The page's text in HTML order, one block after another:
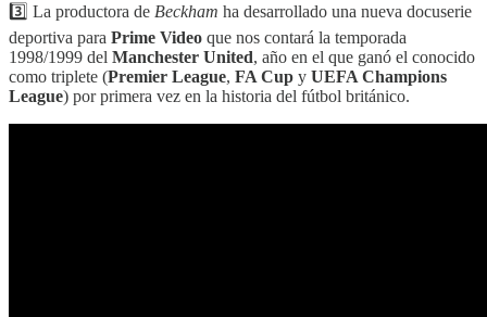
3️⃣ La productora de Beckham ha desarrollado una nueva docuserie
deportiva para Prime Video que nos contará la temporada
1998/1999 del Manchester United, año en el que ganó el conocido
como triplete (Premier League, FA Cup y UEFA Champions
League) por primera vez en la historia del fútbol británico.